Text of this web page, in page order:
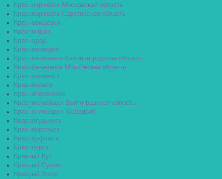
Красноармейск Московская область
Красноармейск Саратовская область
Красновишерск
Красногорск
Краснодар
Краснозаводск
Краснознаменск Калининградская область
Краснознаменск Московская область
Краснокаменск
Краснокамск
Красноперекопск
Краснослободск Волгоградская область
Краснослободск Мордовия
Краснотурьинск
Красноуральск
Красноуфимск
Красноярск
Красный Кут
Красный Сулин
Красный Холм